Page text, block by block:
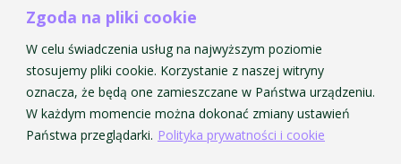
Zgoda na pliki cookie
W celu świadczenia usług na najwyższym poziomie
stosujemy pliki cookie. Korzystanie z naszej witryny
oznacza, że będą one zamieszczane w Państwa urządzeniu.
W każdym momencie można dokonać zmiany ustawień
Państwa przeglądarki. Polityka prywatności i cookie
Obowiązuje